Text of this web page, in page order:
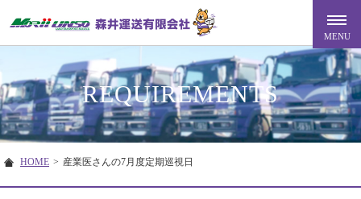
REQUIREMENTS
HOME > 産業医さんの7月度定期巡視日